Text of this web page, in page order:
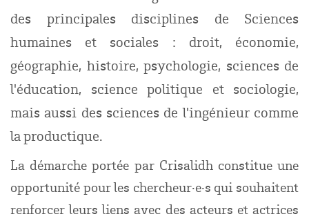
des principales disciplines de Sciences
humaines et sociales : droit, économie,
géographie, histoire, psychologie, sciences de
l'éducation, science politique et sociologie,
mais aussi des sciences de l'ingénieur comme
la productique.
La démarche portée par Crisalidh constitue une
opportunité pour les chercheur·e·s qui souhaitent
renforcer leurs liens avec des acteurs et actrices